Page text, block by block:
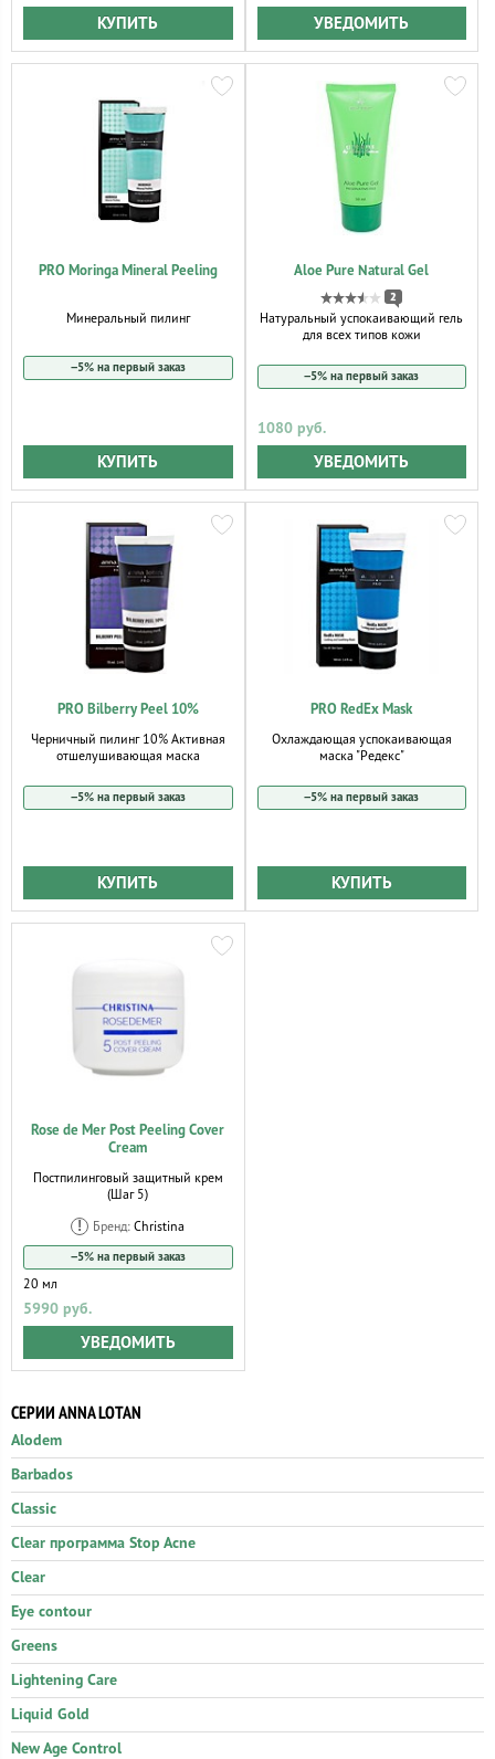
КУПИТЬ УВЕДОМИТЬ
PRO Moringa Mineral Peeling
Минеральный пилинг
−5% на первый заказ
КУПИТЬ
Aloe Pure Natural Gel
2
Натуральный успокаивающий гель
для всех типов кожи
−5% на первый заказ
1080 руб.
УВЕДОМИТЬ
PRO Bilberry Peel 10%
Черничный пилинг 10% Активная
отшелушивающая маска
−5% на первый заказ
КУПИТЬ
PRO RedEx Mask
Охлаждающая успокаивающая
маска "Редекс"
−5% на первый заказ
КУПИТЬ
Rose de Mer Post Peeling Cover
Cream
Постпилинговый защитный крем
(Шаг 5)
Бренд: Christina
−5% на первый заказ
20 мл
5990 руб.
УВЕДОМИТЬ
СЕРИИ ANNA LOTAN
Alodem
Barbados
Classic
Clear программа Stop Acne
Clear
Eye contour
Greens
Lightening Care
Liquid Gold
New Age Control